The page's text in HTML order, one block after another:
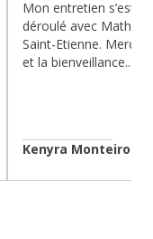
Mon entretien s’est
déroulé avec Mathias
Saint-Etienne. Merci
et la bienveillance...
Kenyra Monteiro